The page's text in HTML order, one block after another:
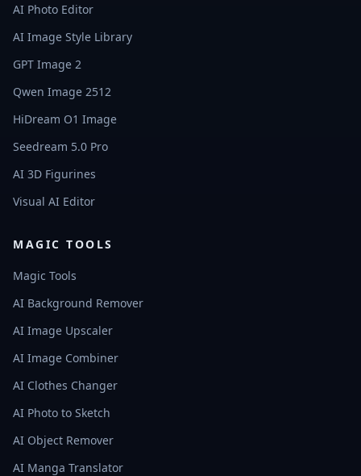
AI Photo Editor
AI Image Style Library
GPT Image 2
Qwen Image 2512
HiDream O1 Image
Seedream 5.0 Pro
AI 3D Figurines
Visual AI Editor
MAGIC TOOLS
Magic Tools
AI Background Remover
AI Image Upscaler
AI Image Combiner
AI Clothes Changer
AI Photo to Sketch
AI Object Remover
AI Manga Translator